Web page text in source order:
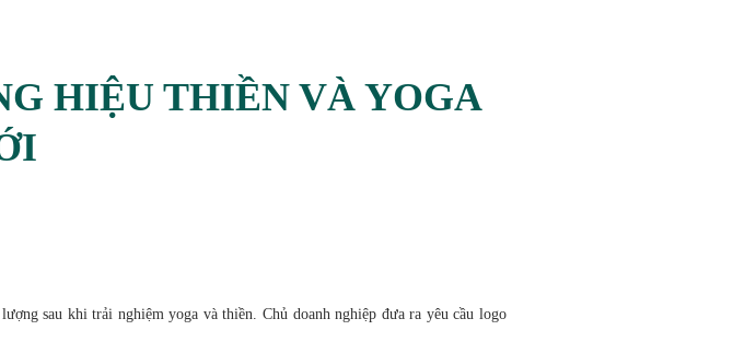
HIỆU THIỀN VÀ YOGA
sau khi trải nghiệm yoga và thiền. Chủ doanh nghiệp đưa ra yêu cầu logo